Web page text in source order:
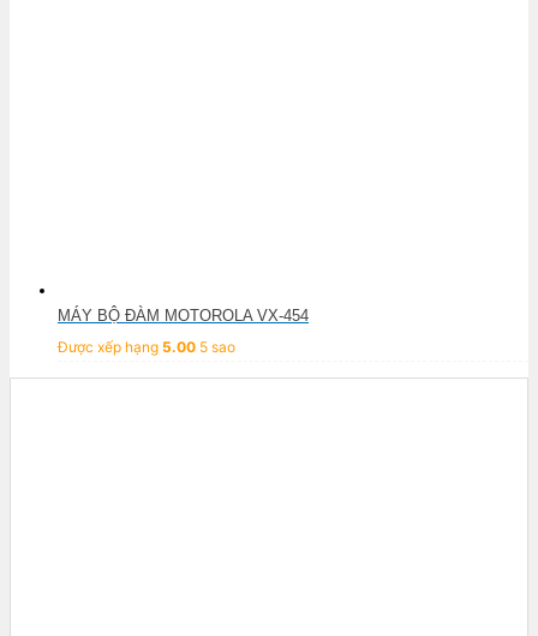
MÁY BỘ ĐÀM MOTOROLA VX-454
Được xếp hạng 5.00 5 sao